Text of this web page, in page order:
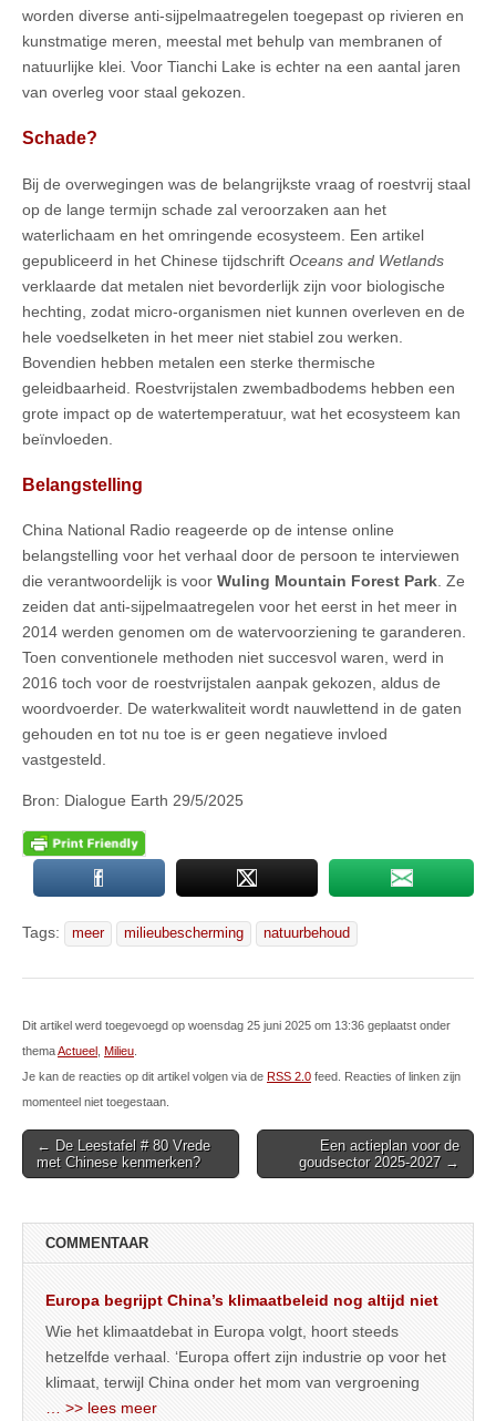
worden diverse anti-sijpelmaatregelen toegepast op rivieren en
kunstmatige meren, meestal met behulp van membranen of
natuurlijke klei. Voor Tianchi Lake is echter na een aantal jaren
van overleg voor staal gekozen.
Schade?
Bij de overwegingen was de belangrijkste vraag of roestvrij staal
op de lange termijn schade zal veroorzaken aan het
waterlichaam en het omringende ecosysteem. Een artikel
gepubliceerd in het Chinese tijdschrift Oceans and Wetlands
verklaarde dat metalen niet bevorderlijk zijn voor biologische
hechting, zodat micro-organismen niet kunnen overleven en de
hele voedselketen in het meer niet stabiel zou werken.
Bovendien hebben metalen een sterke thermische
geleidbaarheid. Roestvrijstalen zwembadbodems hebben een
grote impact op de watertemperatuur, wat het ecosysteem kan
beïnvloeden.
Belangstelling
China National Radio reageerde op de intense online
belangstelling voor het verhaal door de persoon te interviewen
die verantwoordelijk is voor Wuling Mountain Forest Park. Ze
zeiden dat anti-sijpelmaatregelen voor het eerst in het meer in
2014 werden genomen om de watervoorziening te garanderen.
Toen conventionele methoden niet succesvol waren, werd in
2016 toch voor de roestvrijstalen aanpak gekozen, aldus de
woordvoerder. De waterkwaliteit wordt nauwlettend in de gaten
gehouden en tot nu toe is er geen negatieve invloed
vastgesteld.
Bron: Dialogue Earth 29/5/2025
Tags: meer milieubescherming natuurbehoud
Dit artikel werd toegevoegd op woensdag 25 juni 2025 om 13:36 geplaatst onder
themaActueel Milieu
Je kan de reacties op dit artikel volgen via de RSS 2.0 feed. Reacties of linken zijn
momenteel niet toegestaan.
Post
navigation
← De Leestafel # 80 Vrede
met Chinese kenmerken?
Een actieplan voor de
goudsector 2025-2027 →
COMMENTAAR
Europa begrijpt China’s klimaatbeleid nog altijd niet
Wie het klimaatdebat in Europa volgt, hoort steeds
hetzelfde verhaal. ‘Europa offert zijn industrie op voor het
klimaat, terwijl China onder het mom van vergroening
… >> lees meer